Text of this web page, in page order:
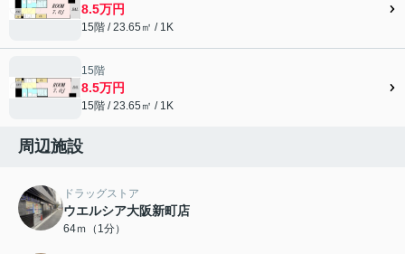
8.5万円
15階 / 23.65㎡ / 1K
15階
8.5万円
15階 / 23.65㎡ / 1K
周辺施設
ドラッグストア
ウエルシア大阪新町店
64ｍ（1分）